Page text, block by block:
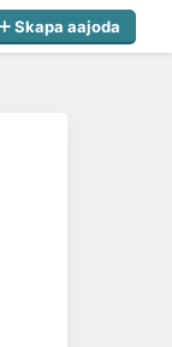
Skapa aajoda